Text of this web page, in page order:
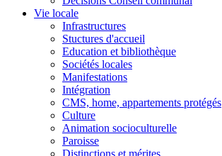
Vie locale
Infrastructures
Stuctures d'accueil
Education et bibliothèque
Sociétés locales
Manifestations
Intégration
CMS, home, appartements protégés
Culture
Animation socioculturelle
Paroisse
Distinctions et mérites